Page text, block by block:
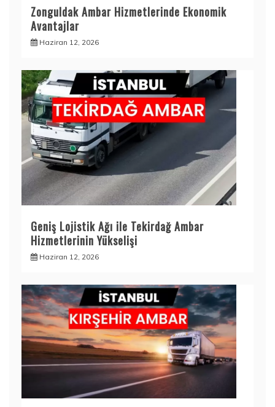
Zonguldak Ambar Hizmetlerinde Ekonomik
Avantajlar
Haziran 12, 2026
Geniş Lojistik Ağı ile Tekirdağ Ambar
Hizmetlerinin Yükselişi
Haziran 12, 2026